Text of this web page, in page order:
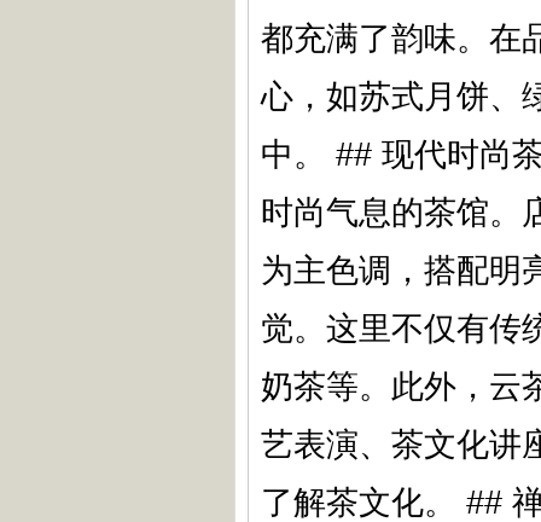
都充满了韵味。在
心，如苏式月饼、
中。 ## 现代时尚
时尚气息的茶馆。
为主色调，搭配明
觉。这里不仅有传
奶茶等。此外，云
艺表演、茶文化讲
了解茶文化。 ##